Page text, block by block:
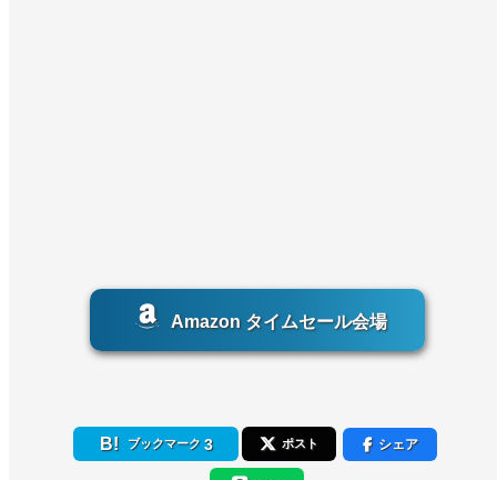
Amazon タイムセール会場
ブックマーク 3 ポスト シェア